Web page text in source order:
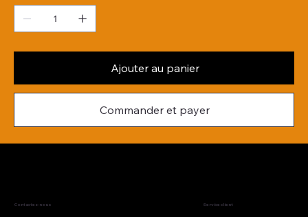
Ajouter au panier
Commander et payer
Contactez-nous Service client